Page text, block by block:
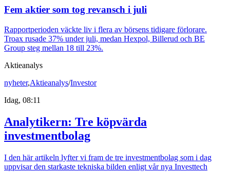
Fem aktier som tog revansch i juli
Rapportperioden väckte liv i flera av börsens tidigare förlorare.
Troax rusade 37% under juli, medan Hexpol, Billerud och BE
Group steg mellan 18 till 23%.
Aktieanalys
nyheter,Aktieanalys/Investor
Idag, 08:11
Analytikern: Tre köpvärda
investmentbolag
I den här artikeln lyfter vi fram de tre investmentbolag som i dag
uppvisar den starkaste tekniska bilden enligt vår nya Investtech